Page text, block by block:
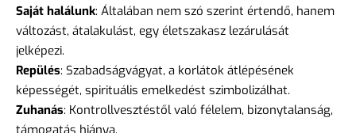
Saját halálunk: Általában nem szó szerint értendő, hanem
változást, átalakulást, egy életszakasz lezárulását
jelképezi.
Repülés: Szabadságvágyat, a korlátok átlépésének
képességét, spirituális emelkedést szimbolizálhat.
Zuhanás: Kontrollvesztéstől való félelem, bizonytalanság,
támogatás hiánya.